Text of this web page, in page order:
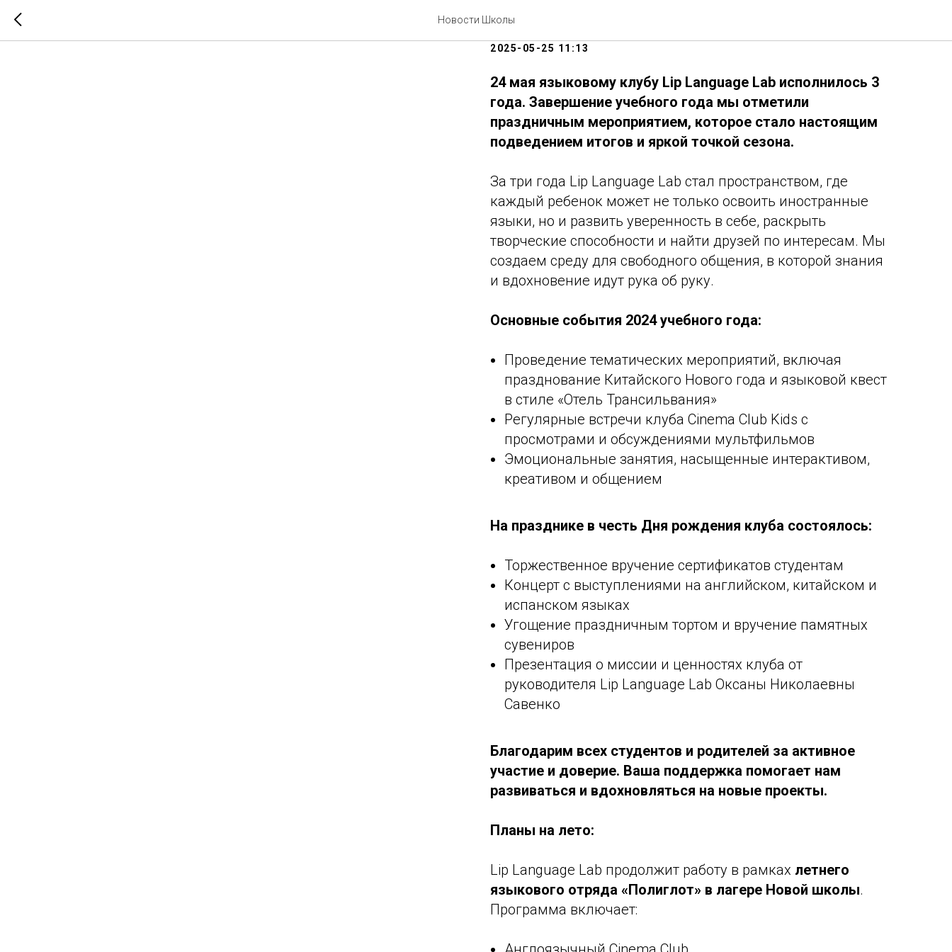
Новости ШколыLip Language Lab – нам 3 года!
2025-05-25 11:13
24 мая языковому клубу Lip Language Lab исполнилось 3
года. Завершение учебного года мы отметили
праздничным мероприятием, которое стало настоящим
подведением итогов и яркой точкой сезона.
За три года Lip Language Lab стал пространством, где
каждый ребенок может не только освоить иностранные
языки, но и развить уверенность в себе, раскрыть
творческие способности и найти друзей по интересам. Мы
создаем среду для свободного общения, в которой знания
и вдохновение идут рука об руку.
Основные события 2024 учебного года:
Проведение тематических мероприятий, включая
празднование Китайского Нового года и языковой квест
в стиле «Отель Трансильвания»
Регулярные встречи клуба Cinema Club Kids с
просмотрами и обсуждениями мультфильмов
Эмоциональные занятия, насыщенные интерактивом,
креативом и общением
На празднике в честь Дня рождения клуба состоялось:
Торжественное вручение сертификатов студентам
Концерт с выступлениями на английском, китайском и
испанском языках
Угощение праздничным тортом и вручение памятных
сувениров
Презентация о миссии и ценностях клуба от
руководителя Lip Language Lab Оксаны Николаевны
Савенко
Благодарим всех студентов и родителей за активное
участие и доверие. Ваша поддержка помогает нам
развиваться и вдохновляться на новые проекты.
Планы на лето:
Lip Language Lab продолжит работу в рамках летнего
языкового отряда «Полиглот» в лагере Новой школы.
Программа включает: